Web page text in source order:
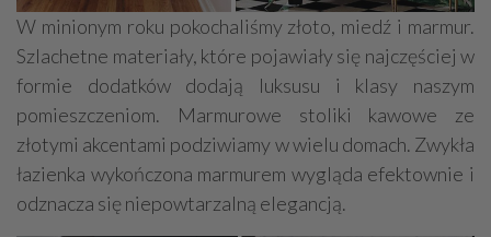
W minionym roku pokochaliśmy złoto, miedź i marmur.
Szlachetne materiały, które pojawiały się najczęściej w
formie dodatków dodają luksusu i klasy naszym
pomieszczeniom. Marmurowe stoliki kawowe ze
złotymi akcentami podziwiamy w wielu domach. Zwykła
łazienka wykończona marmurem wygląda efektownie i
odznacza się niepowtarzalną elegancją.